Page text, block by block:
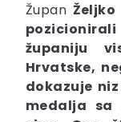
Župan Željko
županiju
Hrvatske,
dokazuje
medalja sa